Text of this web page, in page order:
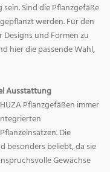
Sind die Pflanzgefäße
werden. Für den
und Formen zu
hier die passende Wahl,
Ausstattung
Pflanzgefäßen immer
Die
besonders beliebt, da sie
Gewächse